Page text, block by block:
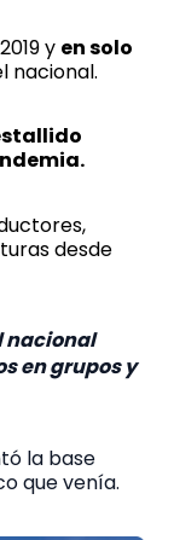
y en solo
nacional.
desde
nacional
en grupos y
la base
que venía.